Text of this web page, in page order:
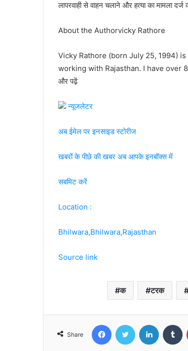
लापरवाही से वाहन चलाने और हत्या का मामला
About the Authorvicky Rathore
Vicky Rathore (born July 25, 1994)
working with Rajasthan. I have over
और पढ़ें
न्यूजलेटर
अब ईमेल पर इनसाइड स्‍टोर‍ीज
खबरों के पीछे की खबर अब आपके इनबॉक्‍स में
सबमिट करें
Location :
Bhilwara,Bhilwara,Rajasthan
Source link
क टरक
Share
FacebookTwitter LinkedIn